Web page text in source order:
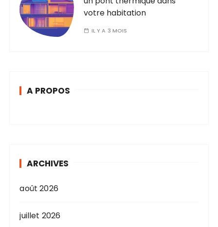
votre habitation
IL Y A 3 MOIS
A PROPOS
ARCHIVES
août 2026
juillet 2026